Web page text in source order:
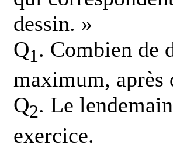
dessin. »
Q1 . Combien de
maximum, après
Q2. Le
exercice.